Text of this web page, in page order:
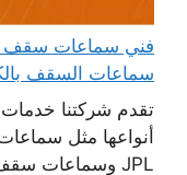
سماعات السقف
تقدم شركتنا
أنواعها مثل